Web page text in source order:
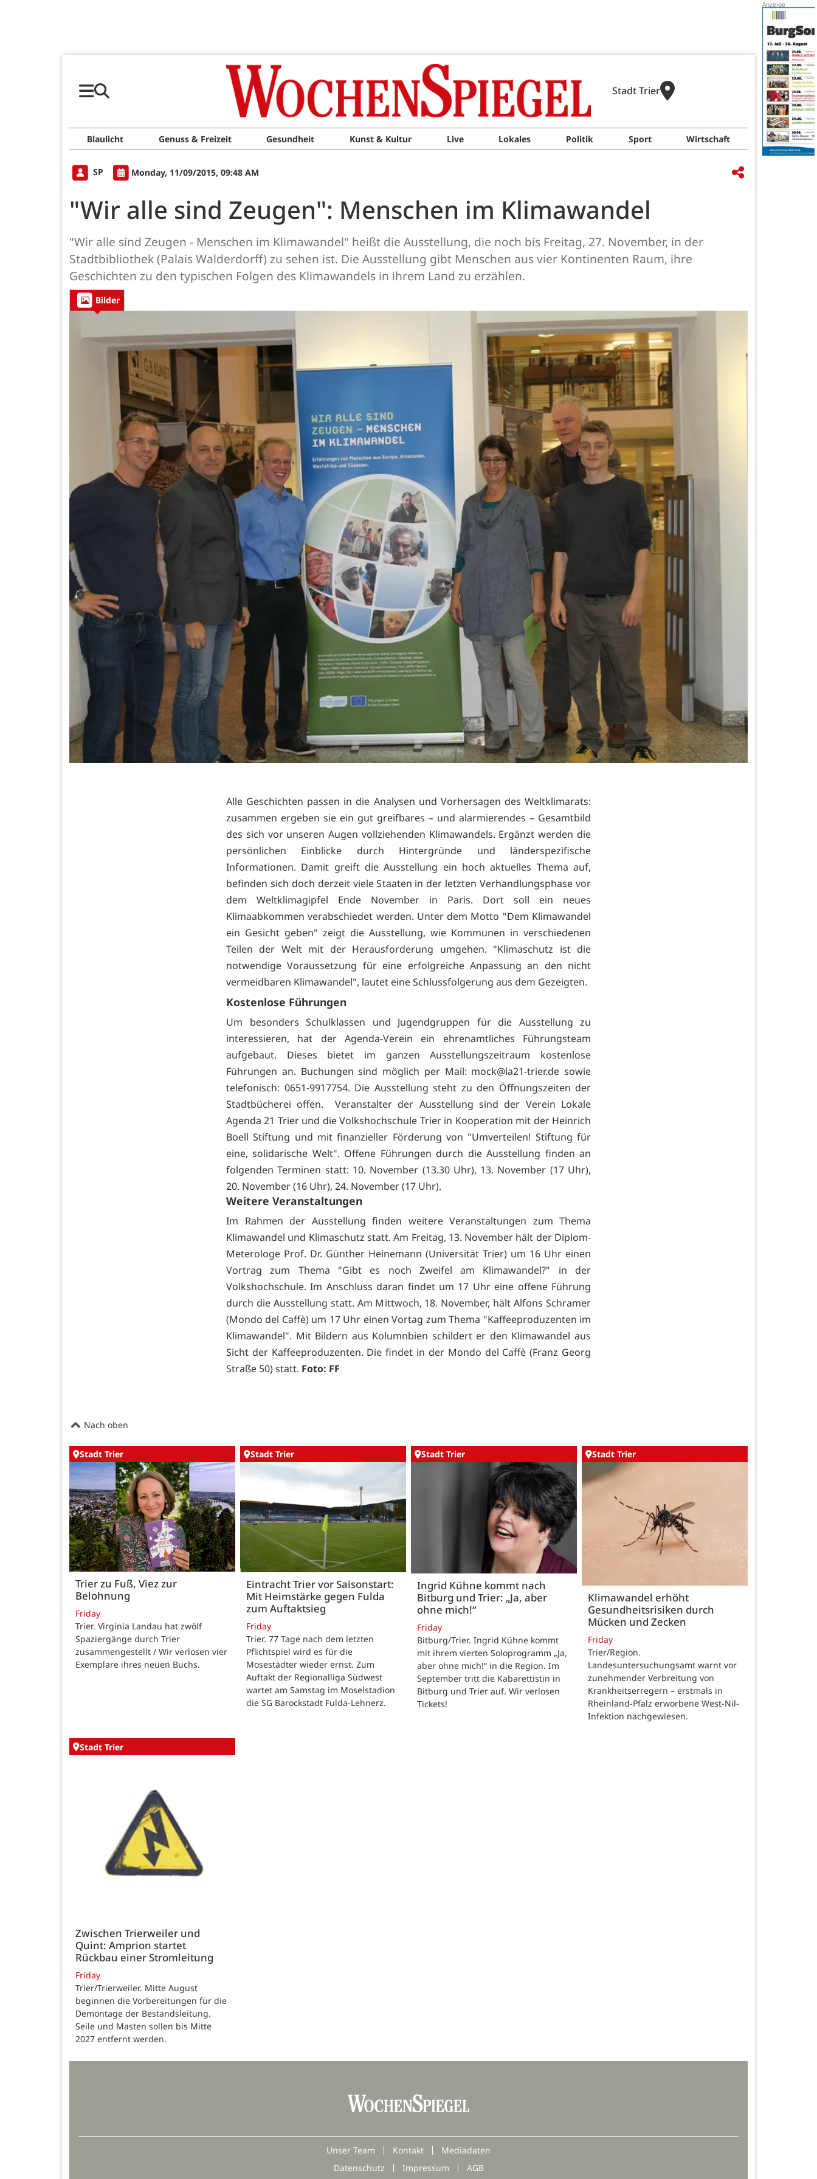
Stadt Trier
Blaulicht Genuss & Freizeit Gesundheit Kunst & Kultur Live Lokales Politik Sport Wirtschaft
SP Monday, 11/09/2015, 09:48 AM
"Wir alle sind Zeugen": Menschen im Klimawandel
"Wir alle sind Zeugen - Menschen im Klimawandel" heißt die Ausstellung, die noch bis Freitag, 27. November, in der
Stadtbibliothek (Palais Walderdorff) zu sehen ist. Die Ausstellung gibt Menschen aus vier Kontinenten Raum, ihre
Geschichten zu den typischen Folgen des Klimawandels in ihrem Land zu erzählen.
Bilder
Alle Geschichten passen in die Analysen und Vorhersagen des Weltklimarats:
zusammen ergeben sie ein gut greifbares – und alarmieren­des – Gesamtbild
des sich vor unseren Augen vollziehenden Klimawandels. Er­gänzt werden die
persönlichen Einblicke durch Hintergründe und länderspezifi­sche
Informationen. Damit greift die Ausstellung ein hoch aktuelles Thema auf,
befinden sich doch derzeit viele Staaten in der letzten Verhandlungsphase vor
dem Weltklimagipfel Ende November in Paris. Dort soll ein neues
Klimaabkommen verabschiedet werden. Unter dem Motto "Dem Klimawandel
ein Gesicht geben" zeigt die Ausstellung, wie Kommunen in verschiedenen
Teilen der Welt mit der Herausforderung umgehen. "Klimaschutz ist die
notwendige Voraussetzung für eine erfolgreiche Anpassung an den nicht
vermeidbaren Klimawandel", lautet eine Schlussfolgerung aus dem Gezeigten.
Kostenlose Führungen
Um besonders Schulklassen und Jugendgruppen für die Ausstellung zu
interessieren, hat der Agenda-Verein ein ehrenamtliches Führungsteam
aufgebaut. Dieses bietet im ganzen Ausstellungszeitraum kostenlose
Führungen an. Buchungen sind möglich per Mail: mock@la21-trier.de sowie
telefonisch: 0651-9917754. Die Ausstellung steht zu den Öffnungszeiten der
Stadtbücherei offen. Veranstalter der Ausstellung sind der Verein Lokale
Agenda 21 Trier und die Volkshochschule Trier in Kooperation mit der Heinrich
Boell Stiftung und mit finanzieller Förderung von "Umverteilen! Stiftung für
eine, solidarische Welt". Offene Führungen durch die Ausstellung finden an
folgenden Terminen statt: 10. November (13.30 Uhr), 13. November (17 Uhr),
20. November (16 Uhr), 24. November (17 Uhr).
Weitere Veranstaltungen
Im Rahmen der Ausstellung finden weitere Veranstal­tungen zum Thema
Klimawandel und Klimaschutz statt. Am Freitag, 13. November hält der Diplom-
Meterologe Prof. Dr. Günther Heinemann (Universität Trier) um 16 Uhr einen
Vortrag zum Thema "Gibt es noch Zweifel am Klimawandel?" in der
Volkshochschule. Im Anschluss daran findet um 17 Uhr eine offe­ne Führung
durch die Ausstellung statt. Am Mittwoch, 18. November, hält Alfons Schramer
(Mondo del Caffè) um 17 Uhr einen Vortag zum Thema "Kaffeeproduzenten im
Klimawandel". Mit Bildern aus Kolumnbien schildert er den Klimawandel aus
Sicht der Kaffeeproduzenten. Die findet in der Mondo del Caffè (Franz Georg
Straße 50) statt. Foto: FF
Nach oben
Stadt Trier
Trier zu Fuß, Viez zur
Belohnung
Friday
Trier. Virginia Landau hat zwölf
Spaziergänge durch Trier
zusammengestellt / Wir verlosen vier
Exemplare ihres neuen Buchs.
Stadt Trier
Eintracht Trier vor Saisonstart:
Mit Heimstärke gegen Fulda
zum Auftaktsieg
Friday
Trier. 77 Tage nach dem letzten
Pflichtspiel wird es für die
Mosestädter wieder ernst. Zum
Auftakt der Regionalliga Südwest
wartet am Samstag im Moselstadion
die SG Barockstadt Fulda-Lehnerz.
Stadt Trier
Ingrid Kühne kommt nach
Bitburg und Trier: „Ja, aber
ohne mich!“
Friday
Bitburg/Trier. Ingrid Kühne kommt
mit ihrem vierten Soloprogramm „Ja,
aber ohne mich!“ in die Region. Im
September tritt die Kabarettistin in
Bitburg und Trier auf. Wir verlosen
Tickets!
Stadt Trier
Klimawandel erhöht
Gesundheitsrisiken durch
Mücken und Zecken
Friday
Trier/Region.
Landesuntersuchungsamt warnt vor
zunehmender Verbreitung von
Krankheitserregern – erstmals in
Rheinland-Pfalz erworbene West-Nil-
Infektion nachgewiesen.
Stadt Trier
Zwischen Trierweiler und
Quint: Amprion startet
Rückbau einer Stromleitung
Friday
Trier/Trierweiler. Mitte August
beginnen die Vorbereitungen für die
Demontage der Bestandsleitung.
Seile und Masten sollen bis Mitte
2027 entfernt werden.
Unser Team Kontakt
Mediadaten
Datenschutz
Impressum AGB